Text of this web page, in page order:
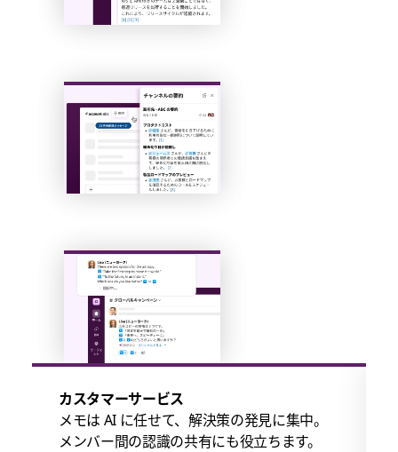
カスタマーサービス
メモは AI に任せて、解決策の発見に集中。
メンバー間の認識の共有にも役立ちます。